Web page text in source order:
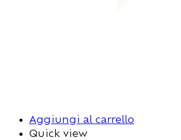
Aggiungi al carrello
Quick view